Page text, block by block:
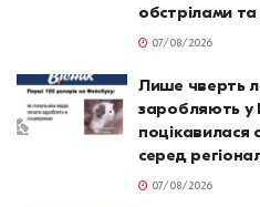
обстрілами
07/08/2026
Лише чверть
заробляють
поцікавилася
серед
07/08/2026